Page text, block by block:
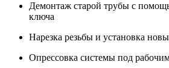
Демонтаж старой трубы с
ключа
Нарезка резьбы и установка
Опрессовка системы под